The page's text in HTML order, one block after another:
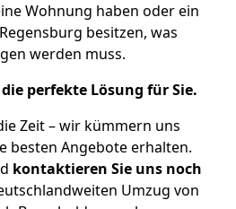
Wohnung haben oder ein
besitzen, was
werden muss.
perfekte Lösung für Sie.
Zeit – wir kümmern uns
besten Angebote erhalten.
kontaktieren Sie uns noch
Umzug von